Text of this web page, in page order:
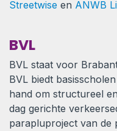
Streetwise en ANWB
BVL
BVL staat voor
BVL biedt
hand om structureel
dag gerichte
parapluproject van